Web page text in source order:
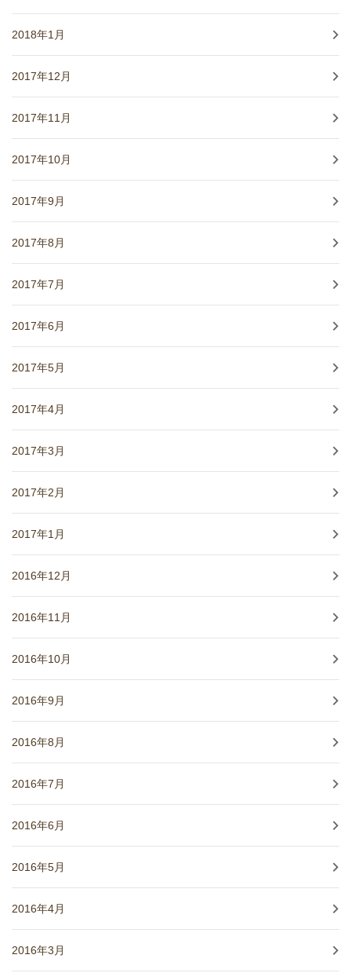
2018年1月
2017年12月
2017年11月
2017年10月
2017年9月
2017年8月
2017年7月
2017年6月
2017年5月
2017年4月
2017年3月
2017年2月
2017年1月
2016年12月
2016年11月
2016年10月
2016年9月
2016年8月
2016年7月
2016年6月
2016年5月
2016年4月
2016年3月